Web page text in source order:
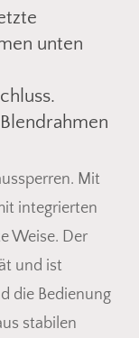
unten
Mit
integrierten
Weise. Der
und ist
die Bedienung
stabilen